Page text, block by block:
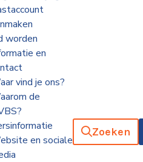
worden
en
vind je ons?
de
en sociale
Zoeken